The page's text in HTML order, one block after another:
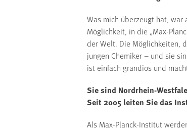
Was mich überzeugt hat, war
Möglichkeit, in die „Max-
der Welt. Die Möglichkeiten,
jungen Chemiker – und sie
ist einfach grandios und
Sie sind Nordrhein-
Seit 2005 leiten Sie das
Als Max-Planck-Institut